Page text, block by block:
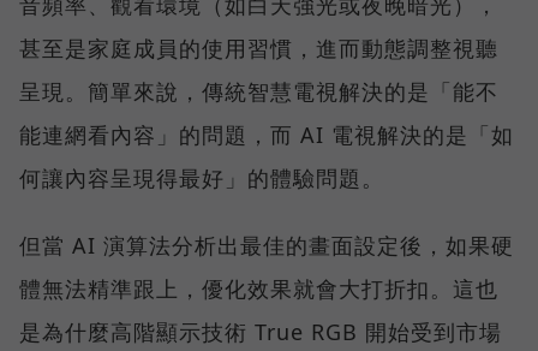
甚至是家庭成員的使用習慣，進而動態調整視聽
呈現。簡單來說，傳統智慧電視解決的是「能不
能連網看內容」的問題，而 AI 電視解決的是「如
何讓內容呈現得最好」的體驗問題。
但當 AI 演算法分析出最佳的畫面設定後，如果硬
體無法精準跟上，優化效果就會大打折扣。這也
是為什麼高階顯示技術 True RGB 開始受到市場